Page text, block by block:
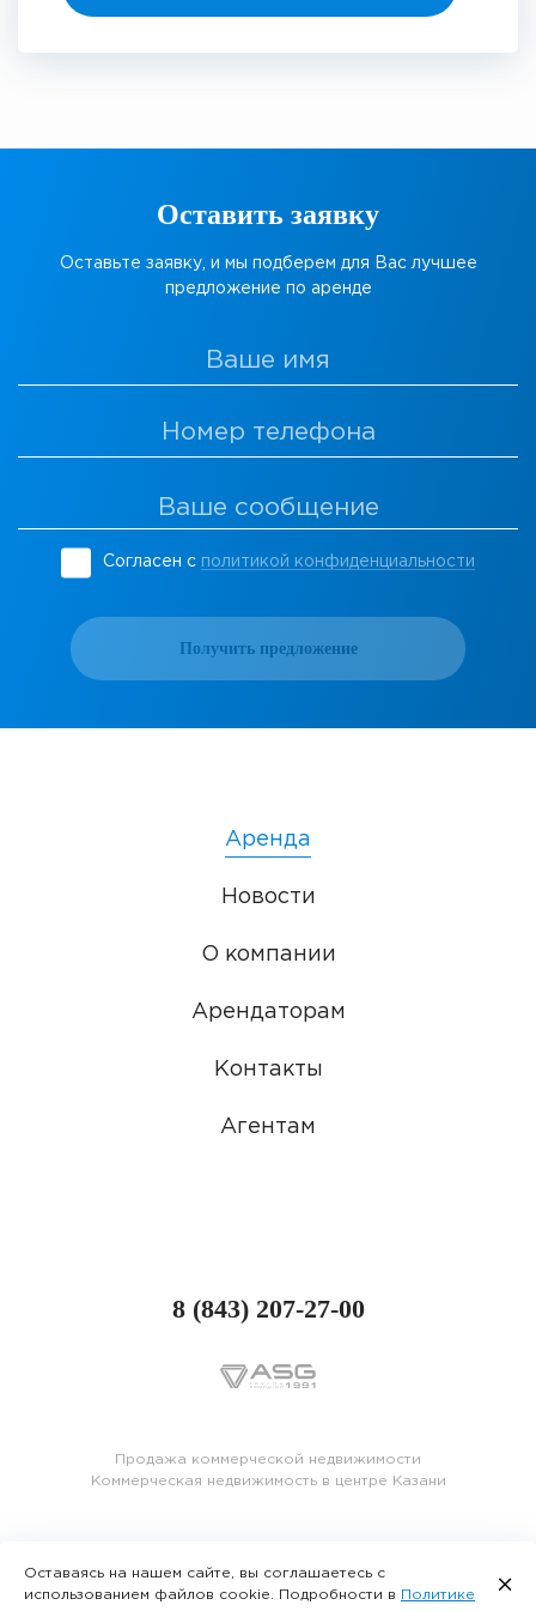
Оставить заявку
Оставьте заявку, и мы подберем для Вас лучшее
предложение по аренде
Согласен с политикой конфиденциальности
Получить предложение
Аренда
Новости
О компании
Арендаторам
Контакты
Агентам
8 (843) 207-27-00
Продажа коммерческой недвижимости
Коммерческая недвижимость в центре Казани
© Все права защищены 2004 – 2026
Оставаясь на нашем сайте, вы соглашаетесь с
использованием файлов cookie. Подробности в
Политике